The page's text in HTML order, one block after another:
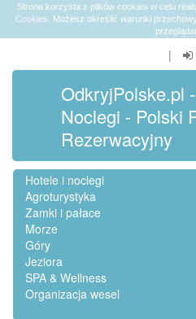
Strona korzysta z plików cookies w celu
Cookies . Możesz określić warunki
|
OdkryjPolske.pl
Noclegi - Polski
Rezerwacyjny
Hotele i noclegi
Agroturystyka
Zamki i pałace
Morze
Góry
Jeziora
SPA & Wellness
Organizacja wesel